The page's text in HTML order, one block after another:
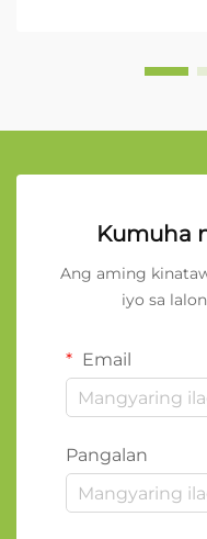
Kumuha
Ang aming
iyo sa
Email
Pangalan